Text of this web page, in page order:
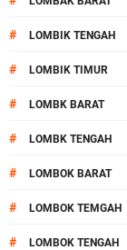
# LOMBIK TENGAH
# LOMBIK TIMUR
# LOMBK BARAT
# LOMBK TENGAH
# LOMBOK BARAT
# LOMBOK TEMGAH
# LOMBOK TENGAH